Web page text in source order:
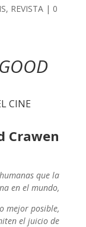
, REVISTA| 0
GOOD
CINE
Crawen
que la
en el mundo,
mejor posible,
el juicio de